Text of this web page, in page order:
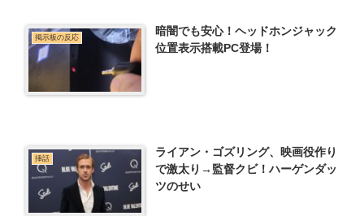
掲示板の反応
暗闇でも安心！ヘッドホンジャック
位置表示搭載PC登場！
挿話
ライアン・ゴズリング、映画役作り
で激太り→監督クビ！ハーゲンダッ
ツのせい